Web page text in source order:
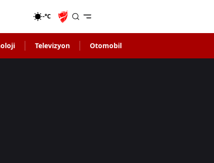
-°C
Televizyon Otomobil